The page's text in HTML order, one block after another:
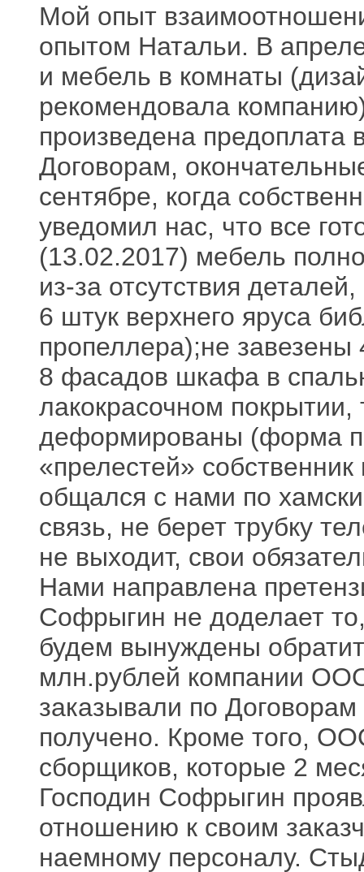
Мой опыт
опытом Натальи. В
и мебель в комнаты
рекомендовала
произведена предоплата
Договорам,
сентябре, когда
уведомил нас, что все
(13.02.2017) мебель
из-за отсутствия
6 штук верхнего яруса
пропеллера);не
8 фасадов шкафа в
лакокрасочном
деформированы (форма
«прелестей»
общался с нами по
связь, не берет трубку
не выходит, свои
Нами направлена
Софрыгин не доделает
будем вынуждены
млн.рублей компании
заказывали по
получено. Кроме того,
сборщиков, которые 2
Господин Софрыгин
отношению к своим
наемному персоналу.